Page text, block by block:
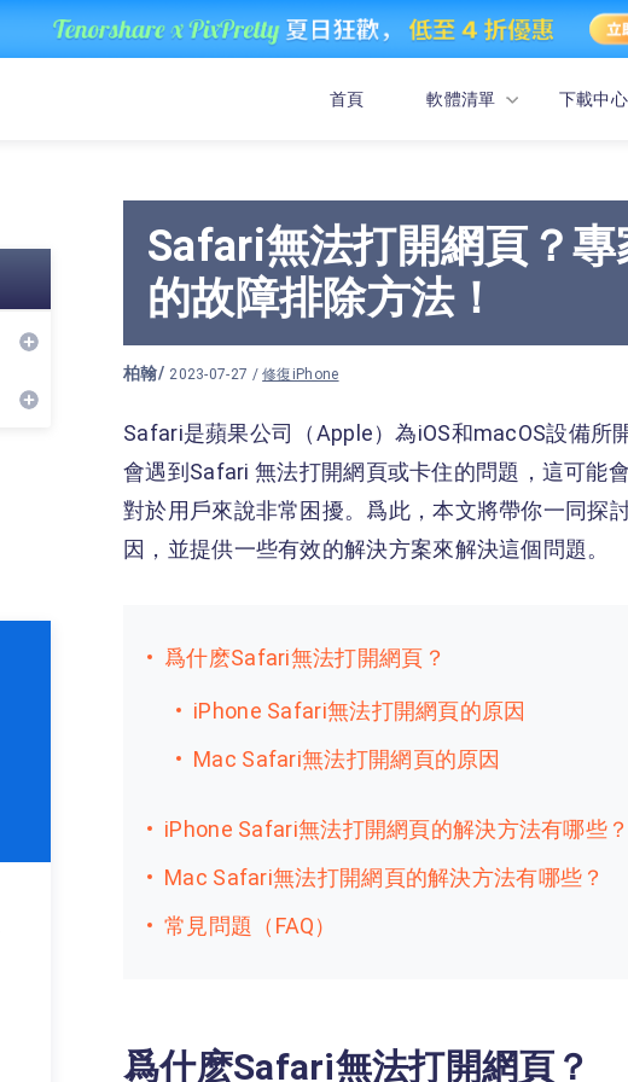
首頁 軟體清單 下載中心
Safari無法打開網頁？
的故障排除方法！
柏翰/ 2023-07-27 /修復iPhone
Safari是蘋果公司（Apple）為iOS和macOS設備所
會遇到Safari 無法打開網頁或卡住的問題，這可能
對於用戶來說非常困擾。爲此，本文將帶你一同探
因，並提供一些有效的解決方案來解決這個問題。
爲什麽Safari無法打開網頁？
iPhone Safari無法打開網頁的原因
Mac Safari無法打開網頁的原因
iPhone Safari無法打開網頁的解決方法有哪些
Mac Safari無法打開網頁的解決方法有哪些？
常見問題（FAQ）
爲什麽Safari無法打開網頁？